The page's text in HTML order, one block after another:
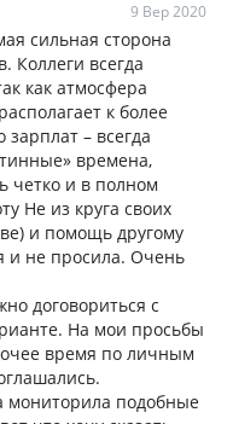
9 Вер 2020
сильная сторона
Коллеги всегда
как атмосфера
к более
– всегда
времена,
четко и в полном
Не из круга своих
и помощь другому
и не просила. Очень
договориться с
На мои просьбы
время по личным
мониторила подобные